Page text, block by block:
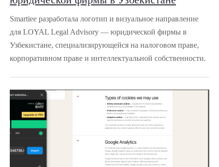
Smartiee разработала логотип и визуальное направление
для LOYAL Legal Advisory — юридической фирмы в
Узбекистане, специализирующейся на налоговом праве,
корпоративном праве и интеллектуальной собственности.